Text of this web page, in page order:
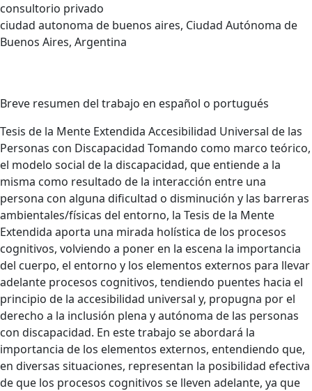
consultorio privado
ciudad autonoma de buenos aires, Ciudad Autónoma de
Buenos Aires, Argentina
Breve resumen del trabajo en español o portugués
Tesis de la Mente Extendida Accesibilidad Universal de las
Personas con Discapacidad Tomando como marco teórico,
el modelo social de la discapacidad, que entiende a la
misma como resultado de la interacción entre una
persona con alguna dificultad o disminución y las barreras
ambientales/físicas del entorno, la Tesis de la Mente
Extendida aporta una mirada holística de los procesos
cognitivos, volviendo a poner en la escena la importancia
del cuerpo, el entorno y los elementos externos para llevar
adelante procesos cognitivos, tendiendo puentes hacia el
principio de la accesibilidad universal y, propugna por el
derecho a la inclusión plena y autónoma de las personas
con discapacidad. En este trabajo se abordará la
importancia de los elementos externos, entendiendo que,
en diversas situaciones, representan la posibilidad efectiva
de que los procesos cognitivos se lleven adelante, ya que